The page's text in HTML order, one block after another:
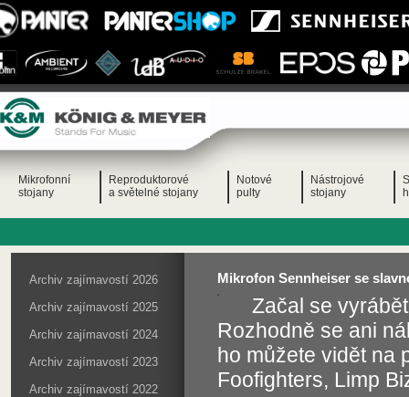
Archiv zajímavostí 2026
Archiv zajímavostí 2025
Archiv zajímavostí 2024
Archiv zajímavostí 2023
Archiv zajímavostí 2022
Mikrofon Sennheiser se
Začal se
Rozhodně se ani
ho můžete vidět na
Foofighters, Limp
Mikrofonní
stojany
Reproduktorové
a světelné stojany
Notové
pulty
Nástrojové
stojany